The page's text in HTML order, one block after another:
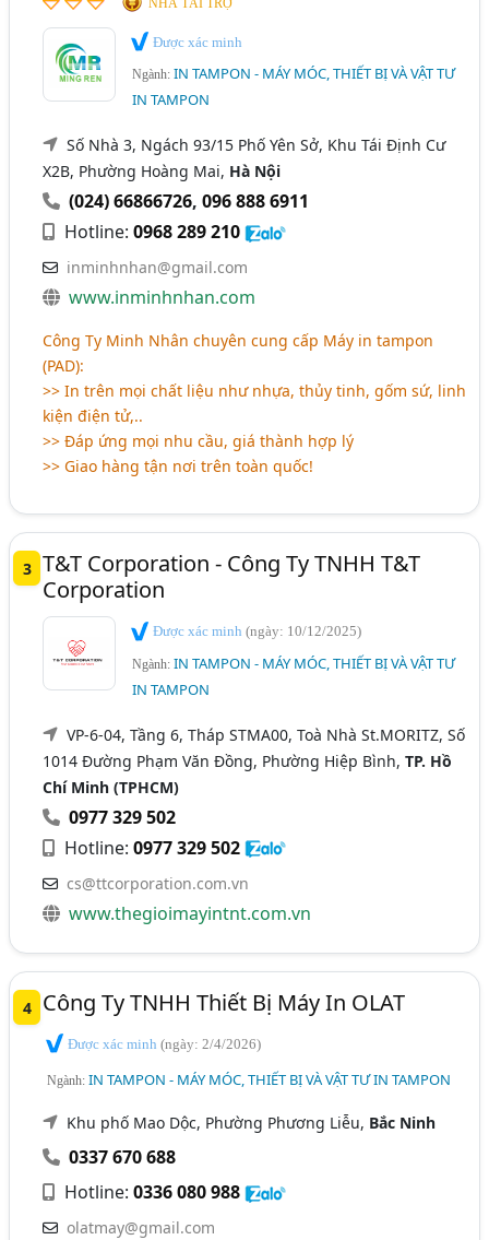
Được xác minh
Ngành:IN TAMPON - MÁY MÓC, THIẾT BỊ VÀ VẬT TƯ
IN TAMPON
Số Nhà 3, Ngách 93/15 Phố Yên Sở, Khu Tái Định Cư
X2B, Phường Hoàng Mai, Hà Nội
(024) 66866726,096 888 6911
Hotline:0968 289 210
inminhnhan@gmail.com
www.inminhnhan.com
Công Ty Minh Nhân chuyên cung cấp Máy in tampon
(PAD):
>> In trên mọi chất liệu như nhựa, thủy tinh, gốm sứ, linh
kiện điện tử,..
>> Đáp ứng mọi nhu cầu, giá thành hợp lý
>> Giao hàng tận nơi trên toàn quốc!
3 T&T Corporation - Công Ty TNHH T&T
Corporation
Được xác minh(ngày: 10/12/2025)
Ngành:IN TAMPON - MÁY MÓC, THIẾT BỊ VÀ VẬT TƯ
IN TAMPON
VP-6-04, Tầng 6, Tháp STMA00, Toà Nhà St.MORITZ, Số
1014 Đường Phạm Văn Đồng, Phường Hiệp Bình,TP. Hồ
Chí Minh (TPHCM)
0977 329 502
Hotline:0977 329 502
cs@ttcorporation.com.vn
www.thegioimayintnt.com.vn
4 Công Ty TNHH Thiết Bị Máy In OLAT
Được xác minh(ngày: 2/4/2026)
Ngành:IN TAMPON - MÁY MÓC, THIẾT BỊ VÀ VẬT TƯ IN TAMPON
Khu phố Mao Dộc, Phường Phương Liễu, Bắc Ninh
0337 670 688
Hotline:0336 080 988
olatmay@gmail.com